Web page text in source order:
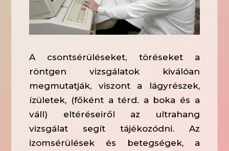
A csontsérüléseket, töréseket a
röntgen vizsgálatok kiválóan
megmutatják, viszont a lágyrészek,
ízületek, (főként a térd. a boka és a
váll) eltéréseiről az ultrahang
vizsgálat segít tájékozódni. Az
izomsérülések és betegségek, a